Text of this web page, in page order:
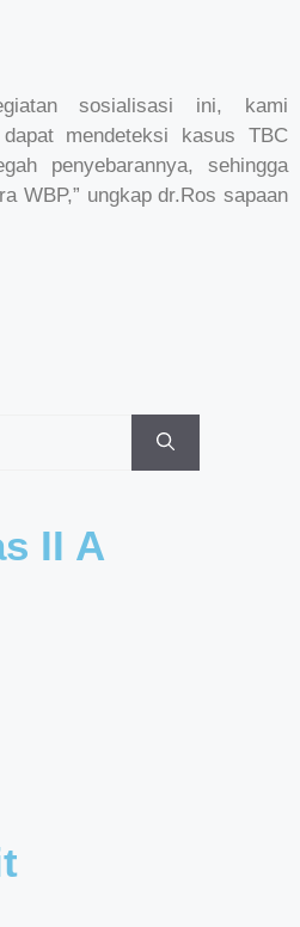
sosialisasi ini, kami
mendeteksi kasus TBC
penyebarannya, sehingga
WBP,” ungkap dr.Ros sapaan
II A